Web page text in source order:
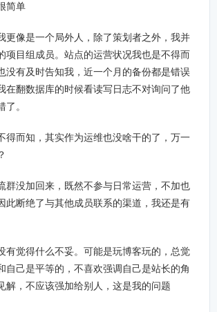
简单
更像是一个局外人，除了策划者之外，我并
项目组成员。站点的运营状况我也是不得而
没有及时告知我，近一个月的备份都是错误
在翻数据库的时候看读写日志不对询问了他
。
得而知，其实作为运维也没啥干的了，万一
群没加回来，既然不参与日常运营，不加也
此断绝了与其他成员联系的渠道，我还是有
有觉得什么不妥。可能是玩博客玩的，总觉
自己是平等的，不喜欢强调自己是站长的角
解，不应该强加给别人，这是我的问题